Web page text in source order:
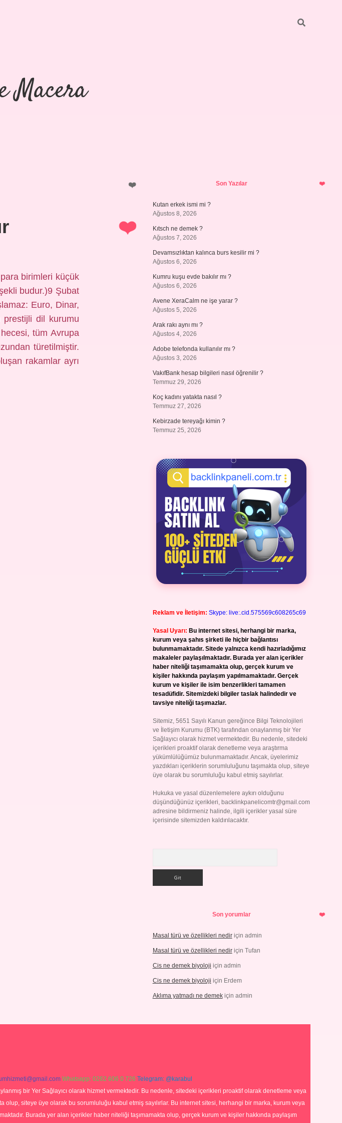
Macera
para birimleri küçük
budur.)9 Şubat
Euro, Dinar,
prestijli dil kurumu
tüm Avrupa
türetilmiştir.
rakamlar ayrı
SidebarSon Yazılar
Kutan erkek ismi mi ?
Ağustos 8, 2026
Kıtsch ne demek ?
Ağustos 7, 2026
Devamsızlıktan kalınca burs kesilir mi ?
Ağustos 6, 2026
Kumru kuşu evde bakılır mı ?
Ağustos 6, 2026
Avene XeraCalm ne işe yarar ?
Ağustos 5, 2026
Arak rakı aynı mı ?
Ağustos 4, 2026
Adobe telefonda kullanılır mı ?
Ağustos 3, 2026
VakıfBank hesap bilgileri nasıl öğrenilir ?
Temmuz 29, 2026
Koç kadını yatakta nasıl ?
Temmuz 27, 2026
Kebirzade tereyağı kimin ?
Temmuz 25, 2026
Reklam ve İletişim: Skype: live:.cid.575569c608265c69
Yasal Uyarı: Bu internet sitesi, herhangi bir marka,
kurum veya şahıs şirketi ile hiçbir bağlantısı
bulunmamaktadır. Sitede yalnızca kendi hazırladığımız
makaleler paylaşılmaktadır. Burada yer alan içerikler
haber niteliği taşımamakta olup, gerçek kurum ve
kişiler hakkında paylaşım yapılmamaktadır. Gerçek
kurum ve kişiler ile isim benzerlikleri tamamen
tesadüfidir. Sitemizdeki bilgiler taslak halindedir ve
tavsiye niteliği taşımazlar.
Sitemiz, 5651 Sayılı Kanun gereğince Bilgi Teknolojileri
ve İletişim Kurumu (BTK) tarafından onaylanmış bir Yer
Sağlayıcı olarak hizmet vermektedir. Bu nedenle, sitedeki
içerikleri proaktif olarak denetleme veya araştırma
yükümlülüğümüz bulunmamaktadır. Ancak, üyelerimiz
yazdıkları içeriklerin sorumluluğunu taşımakta olup, siteye
üye olarak bu sorumluluğu kabul etmiş sayılırlar.
Hukuka ve yasal düzenlemelere aykırı olduğunu
düşündüğünüz içerikleri, backlinkpanelicomtr@gmail.com
adresine bildirmeniz halinde, ilgili içerikler yasal süre
içerisinde sitemizden kaldırılacaktır.
Son yorumlar
Masal türü ve özellikleri nediriçin admin
Masal türü ve özellikleri nediriçin Tufan
Cis ne demek biyoloji için admin
Cis ne demek biyoloji için Erdem
Aklıma yatmadı ne demekiçin admin
Whatsapp: 0262 606 0 726 Telegram: @karabul
bir Yer Sağlayıcı olarak hizmet vermektedir. Bu nedenle, sitedeki içerikleri proaktif olarak denetleme veya
olup, siteye üye olarak bu sorumluluğu kabul etmiş sayılırlar. Bu internet sitesi, herhangi bir marka, kurum veya
Burada yer alan içerikler haber niteliği taşımamakta olup, gerçek kurum ve kişiler hakkında paylaşım